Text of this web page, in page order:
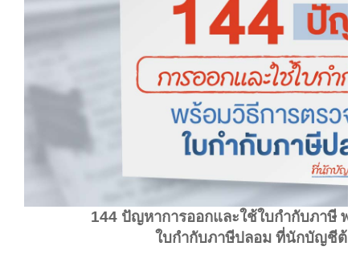
144 ปัญหาการออกและใช้ใบกำกับภาษี พ
ใบกำกับภาษีปลอม ที่นักบัญชีต้อ